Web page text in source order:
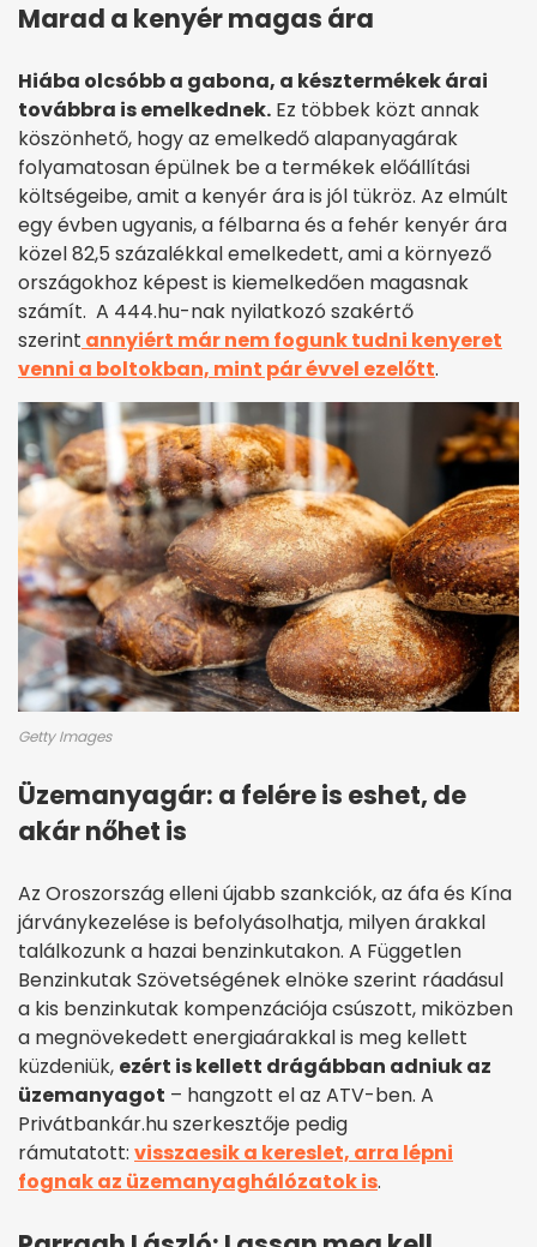
Marad a kenyér magas ára
Hiába olcsóbb a gabona, a késztermékek árai
továbbra is emelkednek. Ez többek közt annak
köszönhető, hogy az emelkedő alapanyagárak
folyamatosan épülnek be a termékek előállítási
költségeibe, amit a kenyér ára is jól tükröz. Az elmúlt
egy évben ugyanis, a félbarna és a fehér kenyér ára
közel 82,5 százalékkal emelkedett, ami a környező
országokhoz képest is kiemelkedően magasnak
számít. A 444.hu-nak nyilatkozó szakértő
szerint annyiért már nem fogunk tudni kenyeret
venni a boltokban, mint pár évvel ezelőtt.
Getty Images
Üzemanyagár: a felére is eshet, de
akár nőhet is
Az Oroszország elleni újabb szankciók, az áfa és Kína
járványkezelése is befolyásolhatja, milyen árakkal
találkozunk a hazai benzinkutakon. A Független
Benzinkutak Szövetségének elnöke szerint ráadásul
a kis benzinkutak kompenzációja csúszott, miközben
a megnövekedett energiaárakkal is meg kellett
küzdeniük, ezért is kellett drágábban adniuk az
üzemanyagot – hangzott el az ATV-ben. A
Privátbankár.hu szerkesztője pedig
rámutatott: visszaesik a kereslet, arra lépni
fognak az üzemanyaghálózatok is.